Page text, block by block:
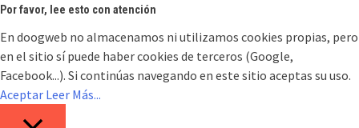
Por favor, lee esto con atención
En doogweb no almacenamos ni utilizamos cookies propias, pero
en el sitio sí puede haber cookies de terceros (Google,
Facebook...). Si continúas navegando en este sitio aceptas su uso.
Aceptar Leer Más...